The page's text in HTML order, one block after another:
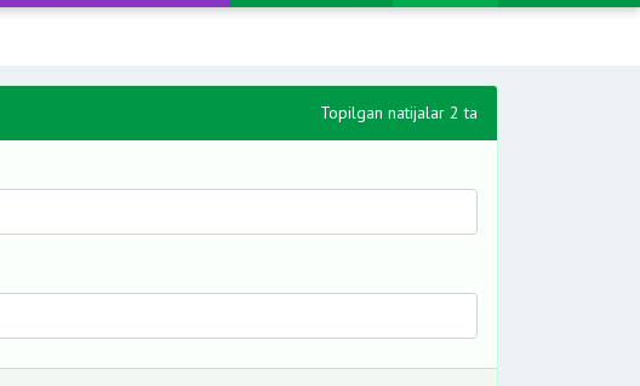
Topilgan natijalar 2 ta